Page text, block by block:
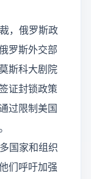
，俄罗斯政
罗斯外交部
斯科大剧院
证封锁政策
过限制美国
国家和组织
们呼吁加强